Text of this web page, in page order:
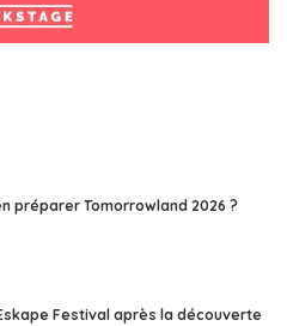
préparer Tomorrowland 2026 ?
Festival après la découverte